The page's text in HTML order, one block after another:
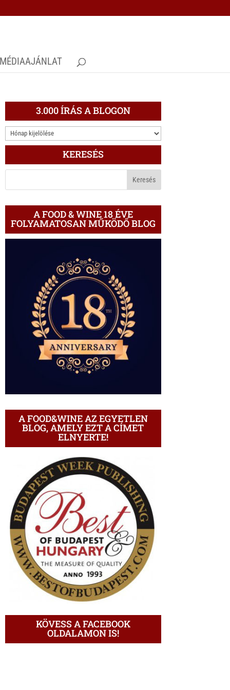
MÉDIAAJÁNLAT
3.000 ÍRÁS A BLOGON
3.000
ÍRÁS
BLOGON
KERESÉS
A FOOD & WINE 18 ÉVE
FOLYAMATOSAN MŰKÖDŐ BLOG
A FOOD&WINE AZ EGYETLEN
BLOG, AMELY EZT A CÍMET
ELNYERTE!
KÖVESS A FACEBOOK
OLDALAMON IS!